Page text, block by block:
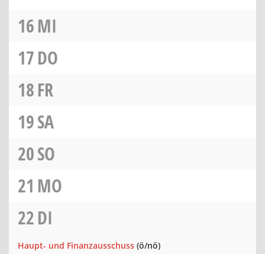
16MI
17DO
18FR
19SA
20SO
21 MO
22DI
Haupt- und Finanzausschuss (ö/nö)